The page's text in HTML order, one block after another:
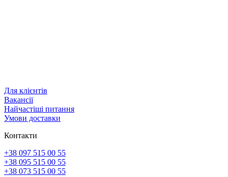
Для клієнтів
Вакансії
Найчастіші питання
Умови доставки
Контакти
+38 097 515 00 55
+38 095 515 00 55
+38 073 515 00 55